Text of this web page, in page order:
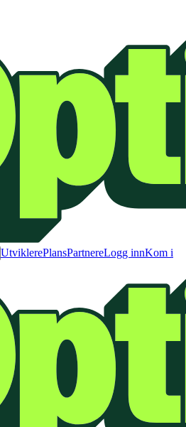
UtviklerePlansPartnereLogg innKom i